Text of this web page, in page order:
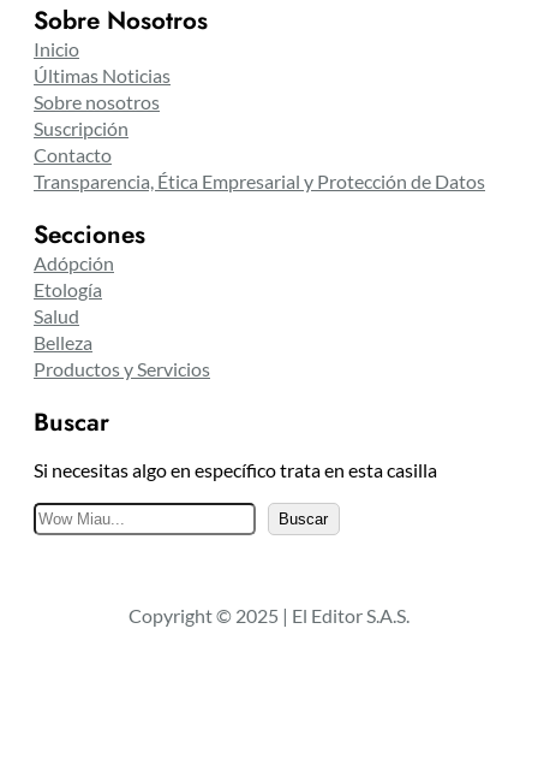
Sobre Nosotros
Inicio
Últimas Noticias
Sobre nosotros
Suscripción
Contacto
Transparencia, Ética Empresarial y Protección de Datos
Secciones
Adópción
Etología
Salud
Belleza
Productos y Servicios
Buscar
Si necesitas algo en específico trata en esta casilla
B
u
a
Buscar
Copyright © 2025 | El Editor S.A.S.